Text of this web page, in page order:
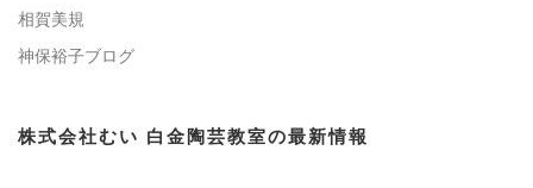
相賀美規
神保裕子ブログ
株式会社むい 白金陶芸教室の最新情報